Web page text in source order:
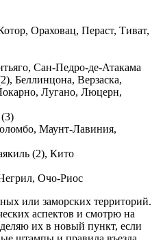
Ораховац, Пераст, Тиват,
Сан-Педро-де-Атакама
Беллинцона, Верзаска,
Лугано, Люцерн,
Маунт-Лавиния,
(2), Кито
Очо-Риос
или заморских территорий.
аспектов и смотрю на
их в новый пункт, если